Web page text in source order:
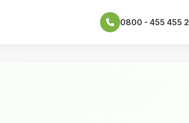
0800 - 455 455 2